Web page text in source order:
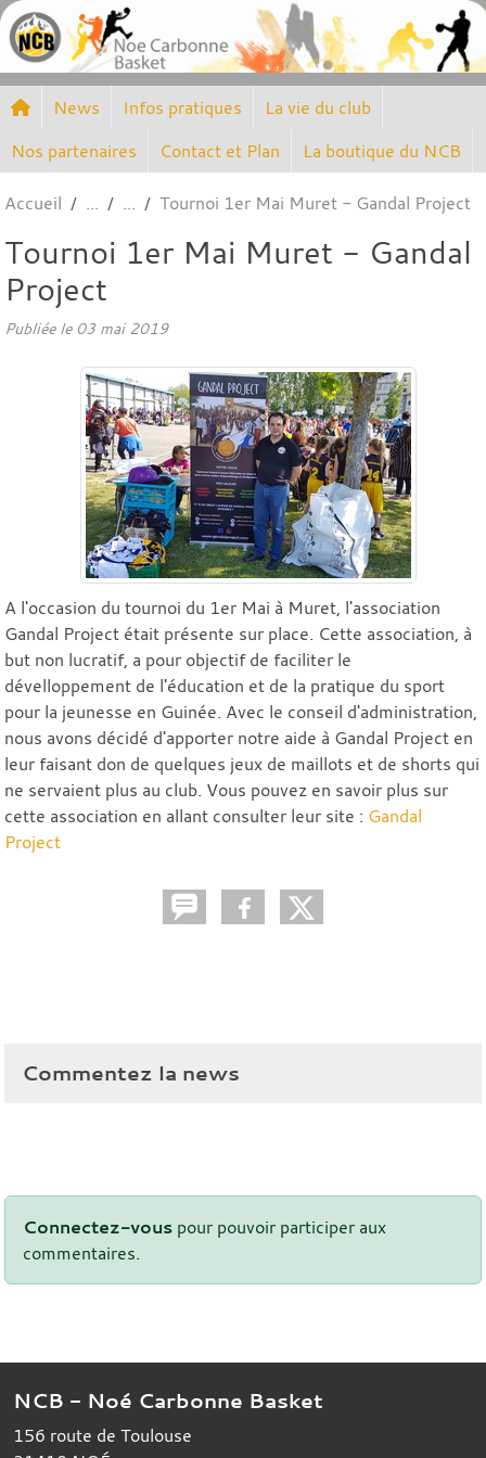
News Infos pratiques
La vie du club
Nos partenaires
Contact et Plan La boutique du NCB
Accueil Tournoi 1er Mai Muret - Gandal Project
Tournoi 1er Mai Muret - Gandal
Project
Publiée le 03 mai 2019
A l'occasion du tournoi du 1er Mai à Muret, l'association
Gandal Project était présente sur place. Cette association, à
but non lucratif, a pour objectif de faciliter le
dévelloppement de l'éducation et de la pratique du sport
pour la jeunesse en Guinée. Avec le conseil d'administration,
nous avons décidé d'apporter notre aide à Gandal Project en
leur faisant don de quelques jeux de maillots et de shorts qui
ne servaient plus au club. Vous pouvez en savoir plus sur
cette association en allant consulter leur site : Gandal
Project
Commentez la news
Connectez-vous pour pouvoir participer aux
commentaires.
NCB - Noé Carbonne Basket
156 route de Toulouse
Panneau de gestion des cookies